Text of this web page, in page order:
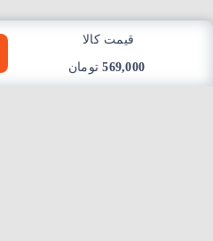
قیمت کالا
تومان